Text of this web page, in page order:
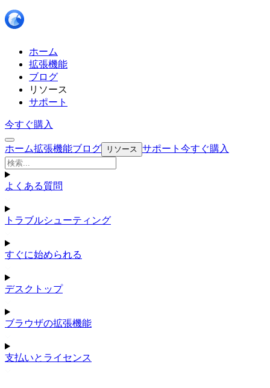
ホーム
拡張機能
ブログ
リソース
サポート
今すぐ購入
ホーム拡張機能ブログ リソース サポート 今すぐ購入
よくある質問
トラブルシューティング
すぐに始められる
デスクトップ
ブラウザの拡張機能
支払いとライセンス